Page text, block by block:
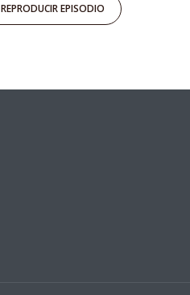
REPRODUCIR EPISODIO